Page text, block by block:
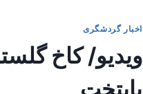
اخبار گردشگری
ویدیو/ کاخ